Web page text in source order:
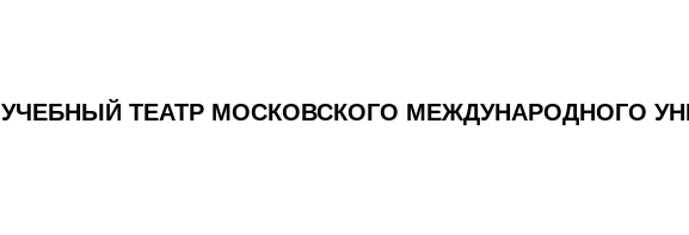
УЧЕБНЫЙ ТЕАТР МОСКОВСКОГО МЕЖДУНАРОДНОГО